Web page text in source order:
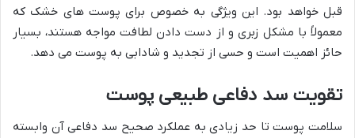
قبل خواهد بود. این ویژگی به خصوص برای پوست های خشک که
معمولاً با مشکل زبری و از دست دادن لطافت مواجه هستند، بسیار
حائز اهمیت است و حسی از تجدید و شادابی به پوست می دهد.
تقویت سد دفاعی طبیعی پوست
سلامت پوست تا حد زیادی به عملکرد صحیح سد دفاعی آن وابسته